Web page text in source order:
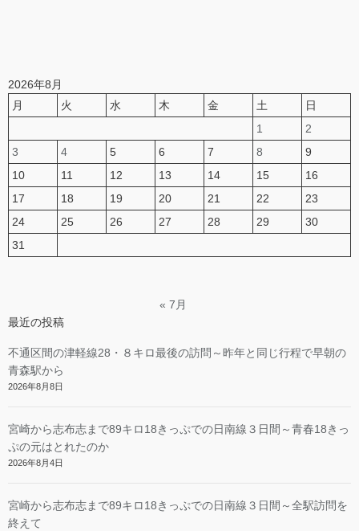
2026年8月
月
火 水 木 金 土
日
1
2
3
4 5 6 7 8
9
10
11 12 13 14 15
16
17
18 19 20 21 22
23
24
25 26 27 28 29
30
31
« 7月
最近の投稿
不通区間の津軽線28・８キロ最後の訪問～昨年と同じ行程で早朝の
青森駅から
2026年8月8日
宮崎から志布志まで89キロ18きっぷでの日南線３日間～青春18きっ
ぷの元はとれたのか
2026年8月4日
宮崎から志布志まで89キロ18きっぷでの日南線３日間～全駅訪問を
終えて